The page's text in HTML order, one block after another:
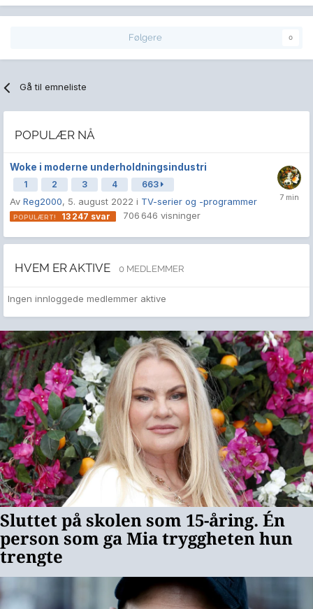
Følgere 0
Gå til emneliste
POPULÆR NÅ
Woke i moderne underholdningsindustri
1 2 3 4 663
Av Reg2000, 5. august 2022 i TV-serier og -programmer
13 247 svar 706 646 visninger
HVEM ER AKTIVE 0 MEDLEMMER
Ingen innloggede medlemmer aktive